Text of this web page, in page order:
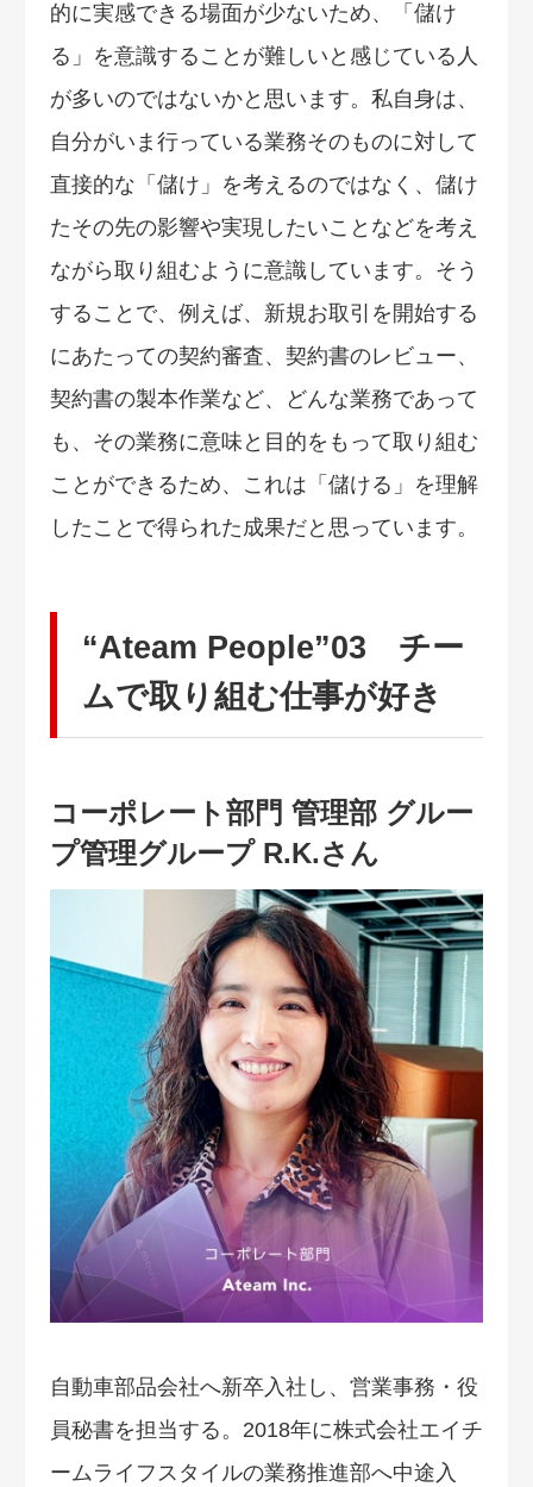
的に実感できる場面が少ないため、「儲け
る」を意識することが難しいと感じている人
が多いのではないかと思います。私自身は、
自分がいま行っている業務そのものに対して
直接的な「儲け」を考えるのではなく、儲け
たその先の影響や実現したいことなどを考え
ながら取り組むように意識しています。そう
することで、例えば、新規お取引を開始する
にあたっての契約審査、契約書のレビュー、
契約書の製本作業など、どんな業務であって
も、その業務に意味と目的をもって取り組む
ことができるため、これは「儲ける」を理解
したことで得られた成果だと思っています。
“Ateam People”03 チー
ムで取り組む仕事が好き
コーポレート部門 管理部 グルー
プ管理グループ R.K.さん
自動車部品会社へ新卒入社し、営業事務・役
員秘書を担当する。2018年に株式会社エイチ
ームライフスタイルの業務推進部へ中途入